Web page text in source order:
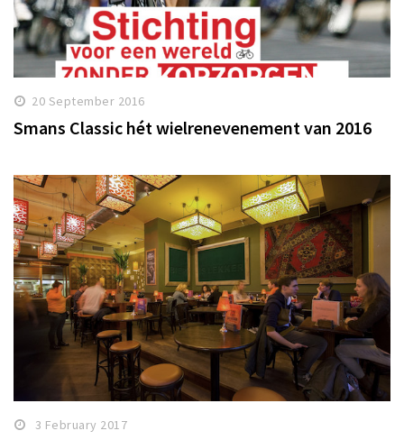
20 September 2016
Smans Classic hét wielrenevenement van 2016
3 February 2017